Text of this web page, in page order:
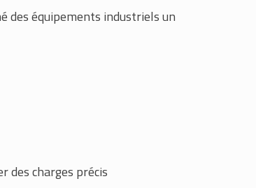
des équipements industriels un
des charges précis